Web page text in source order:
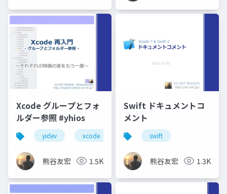
Xcode グループとフォ
ルダー参照 #yhios
yidev xcode 横浜へなちょこ勉強会
熊谷友宏 1.5K
Swift ドキュメントコ
メント
swift
熊谷友宏 1.3K